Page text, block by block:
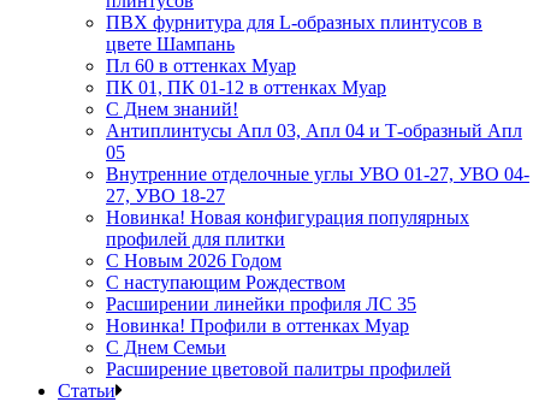
ПВХ фурнитура для L-образных плинтусов в
цвете Шампань
Пл 60 в оттенках Муар
ПК 01, ПК 01-12 в оттенках Муар
С Днем знаний!
Антиплинтусы Апл 03, Апл 04 и Т-образный Апл
05
Внутренние отделочные углы УВО 01-27, УВО 04-
27, УВО 18-27
Новинка! Новая конфигурация популярных
профилей для плитки
С Новым 2026 Годом
С наступающим Рождеством
Расширении линейки профиля ЛС 35
Новинка! Профили в оттенках Муар
С Днем Семьи
Расширение цветовой палитры профилей
Статьи